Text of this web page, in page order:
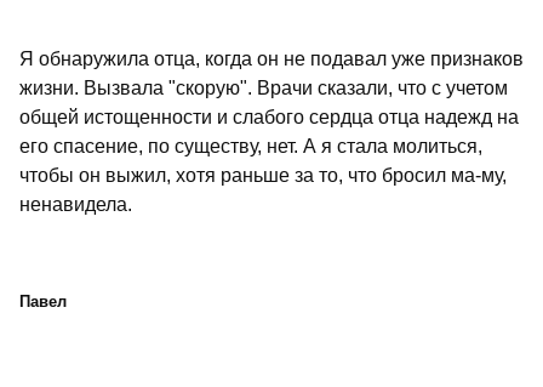
Я обнаружила отца, когда он не подавал уже признаков
жизни. Вызвала "скорую". Врачи сказали, что с учетом
общей истощенности и слабого сердца отца надежд на
его спасение, по существу, нет. А я стала молиться,
чтобы он выжил, хотя раньше за то, что бросил ма-му,
ненавидела.
Павел